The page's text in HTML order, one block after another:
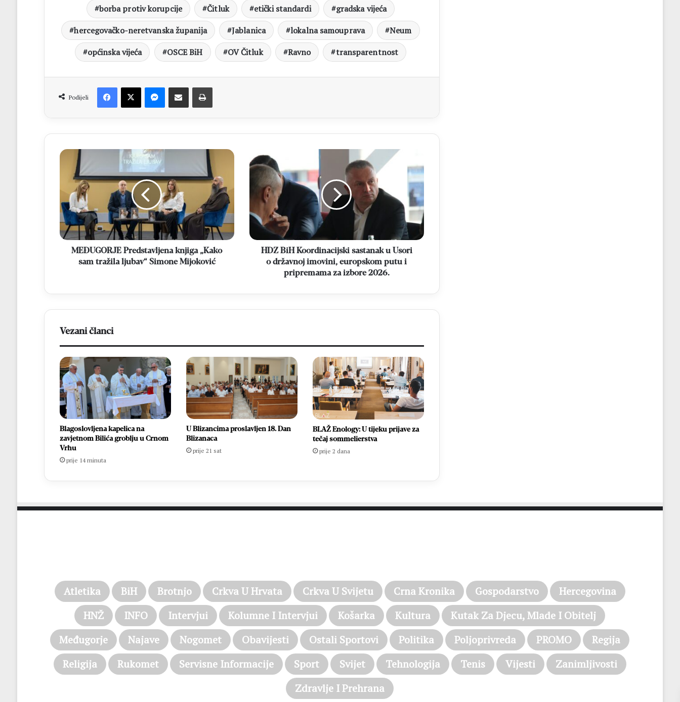
borba protiv korupcije Čitluk etički standardi
gradska vijeća
hercegovačko-neretvanska županija
Jablanica lokalna samouprava
Neum
općinska vijeća
OSCE BiH OV Čitluk Ravno transparentnost
Podijeli
Facebook
X MessengerDijeli putem Emaila Printaj
MEĐUGORJE
Predstavljena
knjiga
„Kako
sam
tražila
ljubav“
Simone
Mijoković
MEĐUGORJE Predstavljena knjiga „Kako
sam tražila ljubav“ Simone Mijoković
HDZ
BiH
Koordinacijski
sastanak
u
o
državnoj
imovini,
europskom
za
2026.
HDZ BiH Koordinacijski sastanak u Usori
o državnoj imovini, europskom putu i
pripremama za izbore 2026.
Vezani članci
Blagoslovljena kapelica na
zavjetnom Bilića groblju u Crnom
Vrhu
prije 14 minuta
U Blizancima proslavljen 18. Dan
Blizanaca
prije 21 sat
BLAŽ Enology: U tijeku prijave za
tečaj sommelierstva
prije 2 dana
Atletika BiH Brotnjo Crkva U Hrvata Crkva U Svijetu Crna Kronika Gospodarstvo
Hercegovina
HNŽ
INFO Intervjui Kolumne I Intervjui Košarka Kultura
Kutak Za Djecu, Mlade I Obitelj
Međugorje
Najave Nogomet Obavijesti Ostali Sportovi Politika Poljoprivreda PROMO
Regija
Religija
Rukomet Servisne Informacije Sport Svijet Tehnologija Tenis Vijesti
Zanimljivosti
Zdravlje I Prehrana